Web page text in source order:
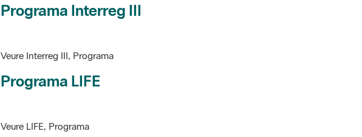
Programa Interreg III
Veure Interreg III, Programa
Programa LIFE
Veure LIFE, Programa